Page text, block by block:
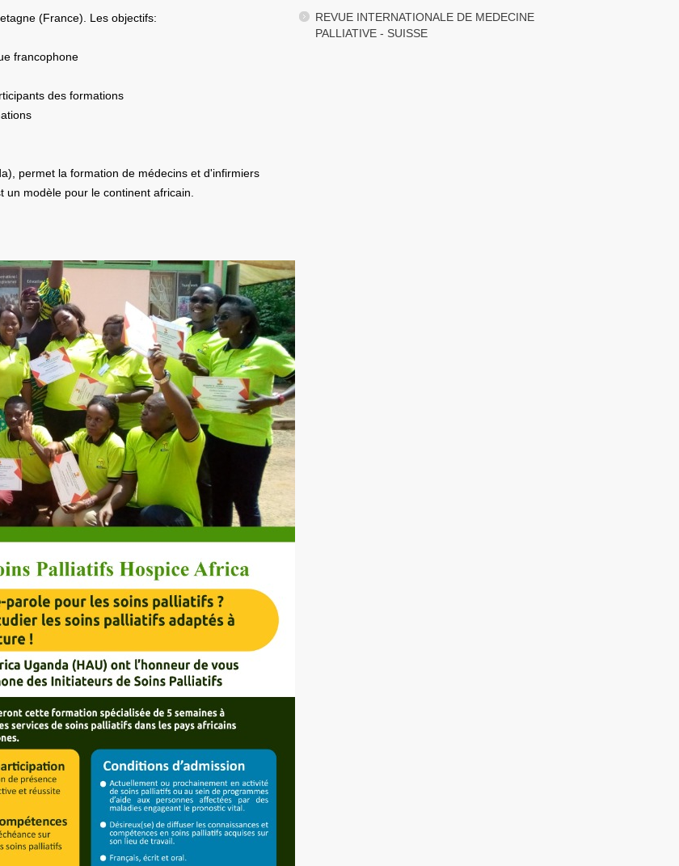
(France). Les objectifs:
francophone
des formations
permet la formation de médecins et d'infirmiers
modèle pour le continent africain.
REVUE INTERNATIONALE DE MEDECINE
PALLIATIVE - SUISSE